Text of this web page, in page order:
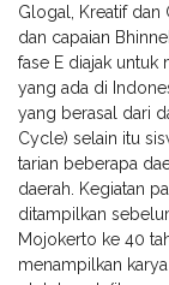
Glogal, Kreatif
dan capaian
fase E diajak untuk
yang ada di
yang berasal dari
Cycle) selain itu
tarian beberapa
daerah. Kegiatan
ditampilkan
Mojokerto ke 40
menampilkan